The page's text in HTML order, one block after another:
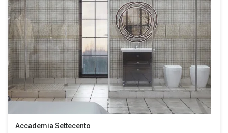
Accademia Settecento